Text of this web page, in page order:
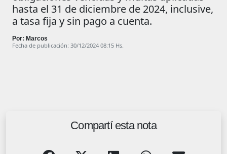
hasta el 31 de diciembre de 2024, inclusive,
a tasa fija y sin pago a cuenta.
Por: Marcos
Fecha de publicación: 30/12/2024 08:15 Hs.
Compartí esta nota